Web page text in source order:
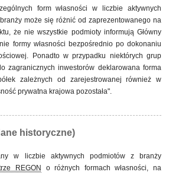
form własności w liczbie aktywnych
może się różnić od zaprezentowanego na
że nie wszystkie podmioty informują Główny
formy własności bezpośrednio po dokonaniu
Ponadto w przypadku niektórych grup
zagranicznych inwestorów deklarowana forma
zależnych od zarejestrowanej również w
prywatna krajowa pozostała".
historyczne)
w liczbie aktywnych podmiotów z branży
REGON
o różnych formach własności, na